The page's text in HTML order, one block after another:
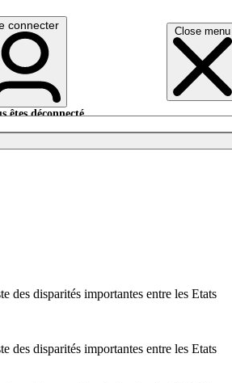
Close menu
connecter
êtes déconnecté.
des disparités importantes entre les Etats
des disparités importantes entre les Etats